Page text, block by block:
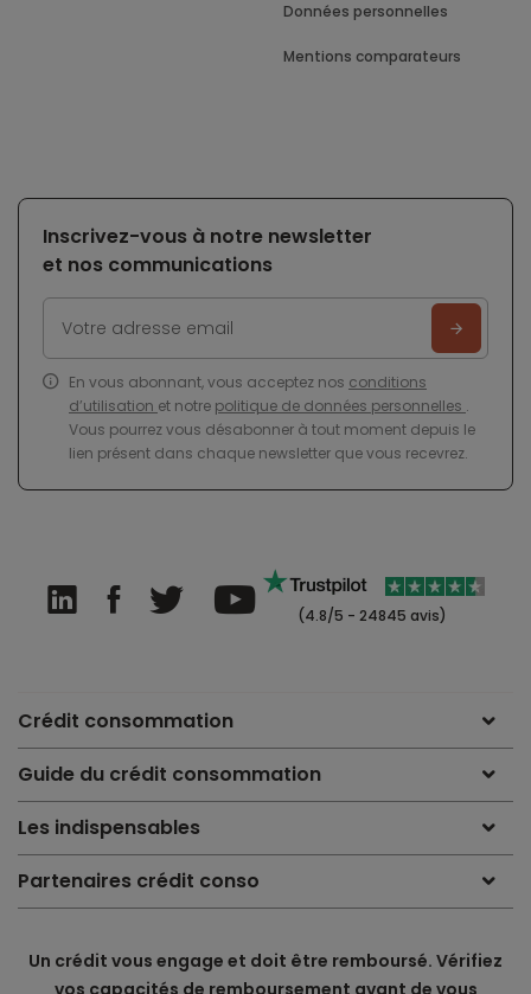
Données personnelles
Mentions comparateurs
Inscrivez-vous à notre newsletter
et nos communications
En vous abonnant, vous acceptez nos conditions
d’utilisation et notre politique de données personnelles .
Vous pourrez vous désabonner à tout moment depuis le
lien présent dans chaque newsletter que vous recevrez.
(4.8/5 - 24845 avis)
Crédit consommation
Guide du crédit consommation
Les indispensables
Partenaires crédit conso
Un crédit vous engage et doit être remboursé. Vérifiez